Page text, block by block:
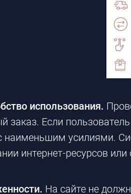
использования.
заказ. Если
усилиями.
интернет-ресурсов
На сайте не